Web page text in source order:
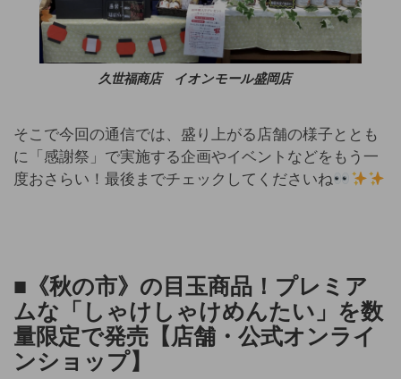
久世福商店 イオンモール盛岡店
そこで今回の通信では、盛り上がる店舗の様子ととも
に「感謝祭」で実施する企画やイベントなどをもう一
度おさらい！最後までチェックしてくださいね
■《秋の市》の目玉商品！プレミア
ムな「しゃけしゃけめんたい」を数
量限定で発売 【店舗・公式オンライ
ンショップ】